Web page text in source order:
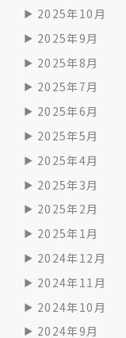
2025年10月
2025年9月
2025年8月
2025年7月
2025年6月
2025年5月
2025年4月
2025年3月
2025年2月
2025年1月
2024年12月
2024年11月
2024年10月
2024年9月